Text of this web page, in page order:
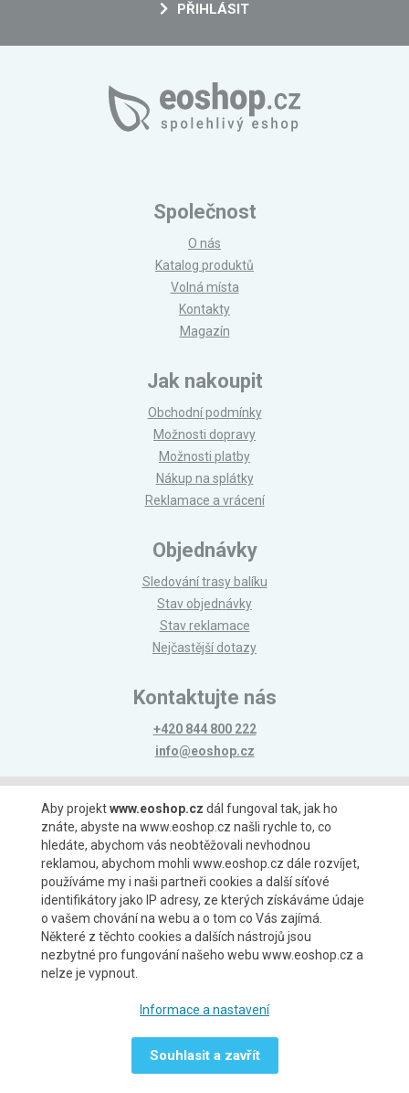
PŘIHLÁSIT
Společnost
O nás
Katalog produktů
Volná místa
Kontakty
Magazín
Jak nakoupit
Obchodní podmínky
Možnosti dopravy
Možnosti platby
Nákup na splátky
Reklamace a vrácení
Objednávky
Sledování trasy balíku
Stav objednávky
Stav reklamace
Nejčastější dotazy
Kontaktujte nás
+420 844 800 222
info@eoshop.cz
Možnosti platby
Možnosti dopravy
Aby projektwww.eoshop.cz dál fungoval tak, jak ho
znáte, abyste na www.eoshop.cz našli rychle to, co
hledáte, abychom vás neobtěžovali nevhodnou
reklamou, abychom mohli www.eoshop.cz dále rozvíjet,
používáme my i naši partneři cookies a další síťové
identifikátory jako IP adresy, ze kterých získáváme údaje
o vašem chování na webu a o tom co Vás zajímá.
Některé z těchto cookies a dalších nástrojů jsou
nezbytné pro fungování našeho webu www.eoshop.cz a
nelze je vypnout.
Informace a nastavení
Souhlasit a zavřít